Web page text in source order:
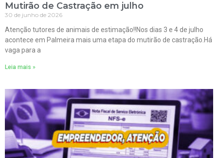
Mutirão de Castração em julho
30 de junho de 2026
Atenção tutores de animais de estimação!!Nos dias 3 e 4 de julho
acontece em Palmeira mais uma etapa do mutirão de castração.Há
vaga para a
Leia mais »